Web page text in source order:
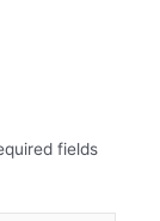
fields